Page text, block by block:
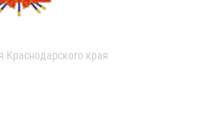
Краснодарского края